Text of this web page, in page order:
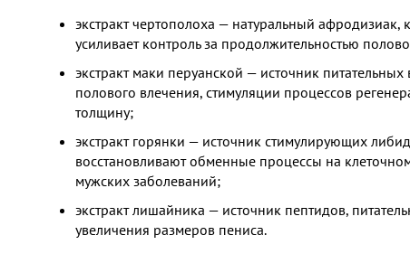
экстракт чертополоха — натуральный афродизиак,
усиливает контроль за продолжительностью
экстракт маки перуанской — источник
полового влечения, стимуляции процессов
толщину;
экстракт горянки — источник стимулирующих
восстановливают обменные процессы на
мужских заболеваний;
экстракт лишайника — источник пептидов,
увеличения размеров пениса.